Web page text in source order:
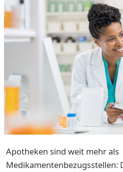
Apotheken sind weit mehr als
Medikamentenbezugsstellen: